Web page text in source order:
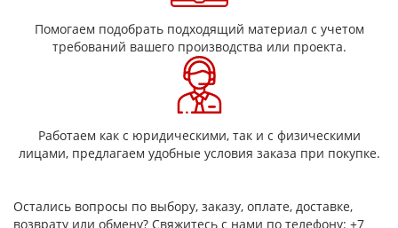
Преимущества асбокартона
Огнестойкость (устойчив к высоким температурам,
рабочий диапазон до +500 градусов):
Не возгорается и не выделяет токсичные вещества;
Механическая прочность (за счет мокрого
форматирования структуры картона из гидромассы):
Стойкость к агрессивным химическим средам:
Не стареет (не гниет, не растворяется в
Простота использования:
Помогаем подобрать подходящий материал с учетом
требований вашего производства или проекта.
Работаем как с юридическими, так и с физическими
лицами, предлагаем удобные условия заказа при покупке.
Остались вопросы по выбору, заказу, оплате, доставке,
возврату или обмену? Свяжитесь с нами по телефону: +7